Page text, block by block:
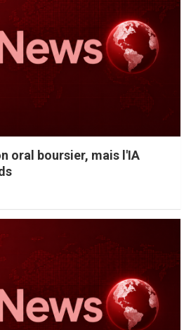
oral boursier, mais l'IA